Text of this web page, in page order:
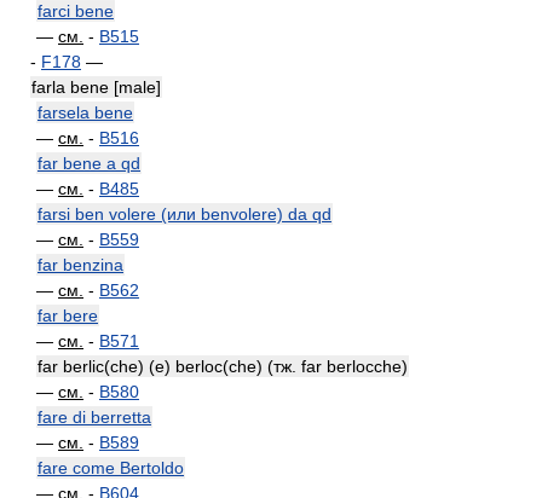
farci bene
— см. - B515
- F178 —
farla bene [male]
farsela bene
— см. - B516
far bene a qd
— см. - B485
farsi ben volere (или benvolere) da qd
— см. - B559
far benzina
— см. - B562
far bere
— см. - B571
far berlic(che) (e) berloc(che) (тж. far berlocche)
— см. - B580
fare di berretta
— см. - B589
fare come Bertoldo
— см. - B604